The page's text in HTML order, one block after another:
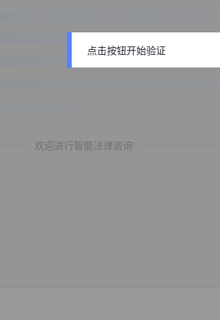
欢迎进行智能法律咨询
点击按钮开始验证